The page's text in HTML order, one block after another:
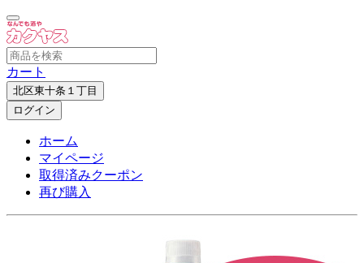
カート
北区東十条１丁目
ログイン
ホーム
マイページ
取得済みクーポン
再び購入